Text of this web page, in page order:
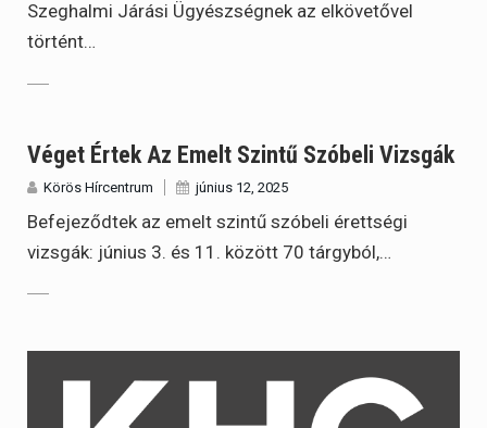
Szeghalmi Járási Ügyészségnek az elkövetővel
történt…
Véget Értek Az Emelt Szintű Szóbeli Vizsgák
Körös Hírcentrum június 12, 2025
Befejeződtek az emelt szintű szóbeli érettségi
vizsgák: június 3. és 11. között 70 tárgyból,…